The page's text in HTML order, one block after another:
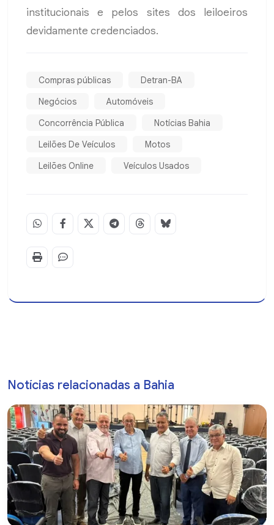
institucionais e pelos sites dos leiloeiros
devidamente credenciados.
Compras públicas
Detran-BA
Negócios
Automóveis
Concorrência Pública
Notícias Bahia
Leilões De Veículos
Motos
Leilões Online
Veículos Usados
Notícias relacionadas a Bahia